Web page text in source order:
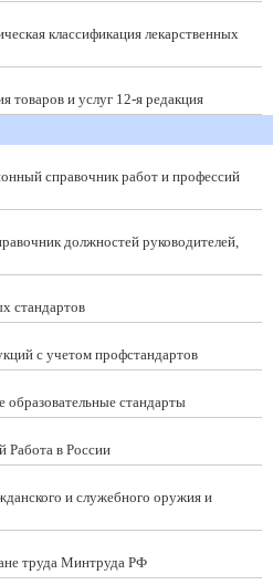
классификация лекарственных
товаров и услуг 12-я редакция
справочник работ и профессий
должностей руководителей,
стандартов
с учетом профстандартов
образовательные стандарты
Работа в России
и служебного оружия и
труда Минтруда РФ